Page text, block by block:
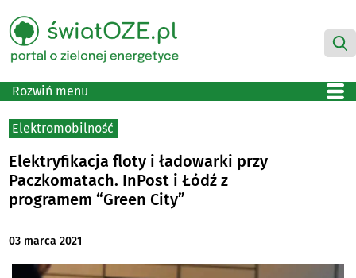
Rozwiń menu
Elektromobilność
Elektryfikacja floty i ładowarki przy
Paczkomatach. InPost i Łódź z
programem “Green City”
03 marca 2021